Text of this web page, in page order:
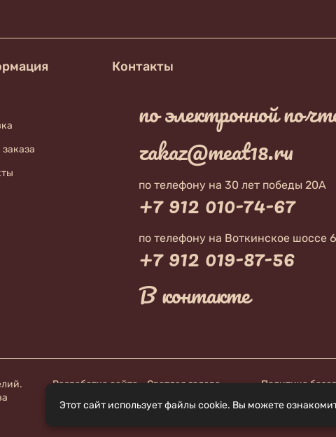
Контакты
по электронной
zakaz@meat18.ru
по телефону на 30 лет победы 20А
+7 912 010-74-67
по телефону на Воткинское шоссе
+7 912 019-87-56
В контакте
Разработка сайта - Светлая голова Политика
Этот сайт использует файлы cookie. Вы можете